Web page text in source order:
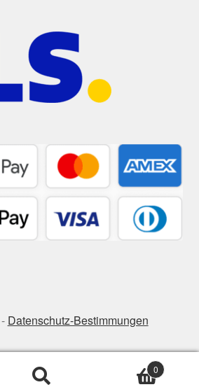
- Datenschutz-Bestimmungen
0